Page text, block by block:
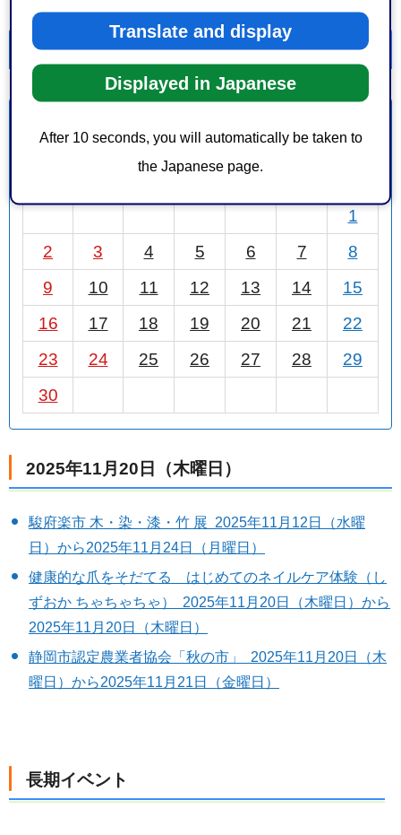
Translate and display
Displayed in Japanese
After 10 seconds, you will automatically be taken to
the Japanese page.
一覧を表示 カレンダーを表示
2025年 11月
1
2
3 4 5 6 7
8
9
10 11 12 13 14
15
16
17 18 19 20 21
22
23
24 25 26 27 28
29
30
2025年11月20日（木曜日）
駿府楽市 木・染・漆・竹 展 2025年11月12日（水曜
日）から2025年11月24日（月曜日）
健康的な爪をそだてる はじめてのネイルケア体験（し
ずおか ちゃちゃちゃ） 2025年11月20日（木曜日）から
2025年11月20日（木曜日）
静岡市認定農業者協会「秋の市」 2025年11月20日（木
曜日）から2025年11月21日（金曜日）
長期イベント